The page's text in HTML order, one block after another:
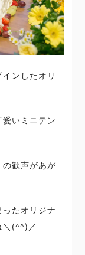
ンしたオリ
いミニテン
の歓声があが
たオリジナ
＼(^^)／